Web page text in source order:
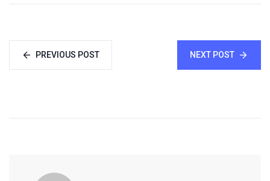
PREVIOUS POST NEXT POST